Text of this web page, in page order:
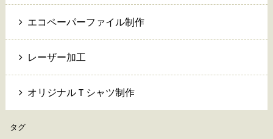
エコペーパーファイル制作
レーザー加工
オリジナルＴシャツ制作
タグ